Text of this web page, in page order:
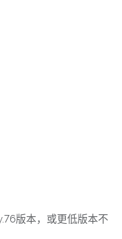
版本，或更低版本不